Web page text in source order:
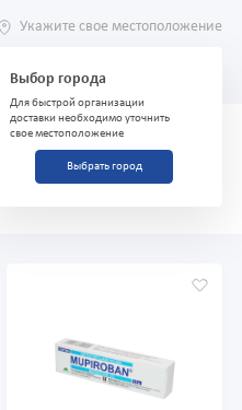
Укажите свое местоположение
Выбор города
Для быстрой организации
доставки необходимо уточнить
свое местоположение
Выбрать город